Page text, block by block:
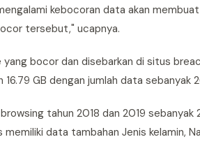
kebocoran data akan
tersebut," ucapnya.
bocor dan disebarkan di situs
GB dengan jumlah data sebanyak
tahun 2018 dan 2019
data tambahan Jenis kelamin,